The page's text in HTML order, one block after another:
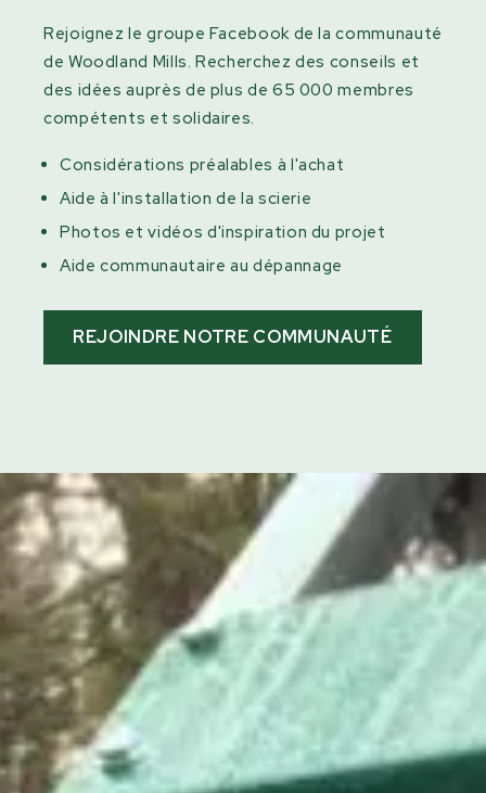
Rejoignez le groupe Facebook de la communauté
de Woodland Mills. Recherchez des conseils et
des idées auprès de plus de 65 000 membres
compétents et solidaires.
Considérations préalables à l'achat
Aide à l'installation de la scierie
Photos et vidéos d'inspiration du projet
Aide communautaire au dépannage
REJOINDRE NOTRE COMMUNAUTÉ
RENCONTRER NOTRE
COMMUNAUTÉ